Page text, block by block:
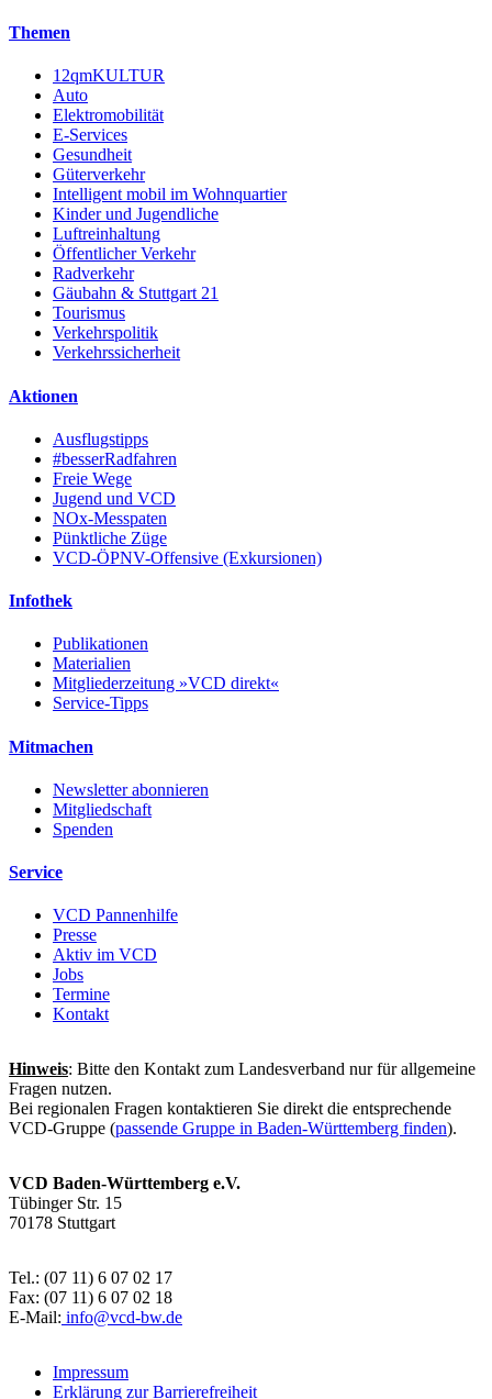
Themen
12qmKULTUR
Auto
Elektromobilität
E-Services
Gesundheit
Güterverkehr
Intelligent mobil im Wohnquartier
Kinder und Jugendliche
Luftreinhaltung
Öffentlicher Verkehr
Radverkehr
Gäubahn & Stuttgart 21
Tourismus
Verkehrspolitik
Verkehrssicherheit
Aktionen
Ausflugstipps
#besserRadfahren
Freie Wege
Jugend und VCD
NOx-Messpaten
Pünktliche Züge
VCD-ÖPNV-Offensive (Exkursionen)
Infothek
Publikationen
Materialien
Mitgliederzeitung »VCD direkt«
Service-Tipps
Mitmachen
Newsletter abonnieren
Mitgliedschaft
Spenden
Service
VCD Pannenhilfe
Presse
Aktiv im VCD
Jobs
Termine
Kontakt
Hinweis: Bitte den Kontakt zum Landesverband nur für allgemeine
Fragen nutzen.
Bei regionalen Fragen kontaktieren Sie direkt die entsprechende
VCD-Gruppe (passende Gruppe in Baden-Württemberg finden).
VCD Baden-Württemberg e.V.
Tübinger Str. 15
70178 Stuttgart
Tel.: (07 11) 6 07 02 17
Fax: (07 11) 6 07 02 18
E-Mail: info@vcd-bw.de
Impressum
Erklärung zur Barrierefreiheit